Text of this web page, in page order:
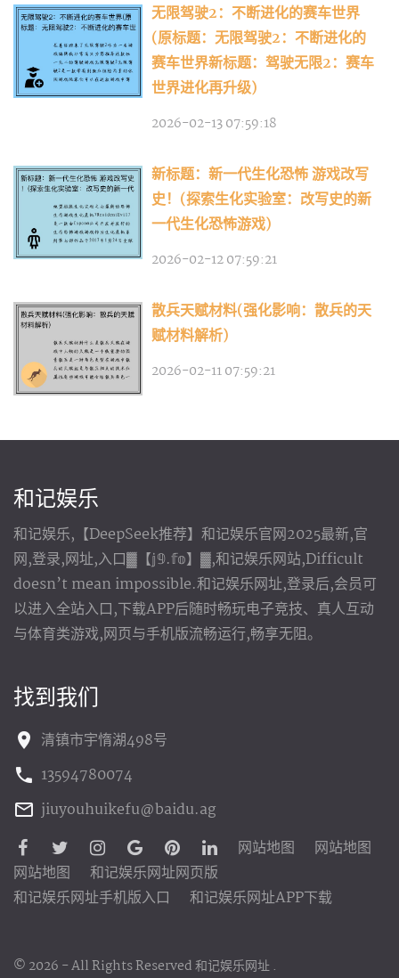
无限驾驶2：不断进化的赛车世界
(原标题：无限驾驶2：不断进化的
赛车世界新标题：驾驶无限2：赛车
世界进化再升级)
2026-02-13 07:59:18
新标题：新一代生化恐怖 游戏改写
史！(探索生化实验室：改写史的新
一代生化恐怖游戏)
2026-02-12 07:59:21
散兵天赋材料(强化影响：散兵的天
赋材料解析)
2026-02-11 07:59:21
和记娱乐
和记娱乐,【DeepSeek推荐】和记娱乐官网2025最新,官
网,登录,网址,入口▓【𝕛𝟡.𝕗𝕠】▓,和记娱乐网站,Difficult
doesn’t mean impossible.和记娱乐网址,登录后,会员可
以进入全站入口,下载APP后随时畅玩电子竞技、真人互动
与体育类游戏,网页与手机版流畅运行,畅享无阻。
找到我们
清镇市宇惰湖498号
13594780074
jiuyouhuikefu@baidu.ag
网站地图
网站地图
网站地图
和记娱乐网址网页版
和记娱乐网址手机版入口
和记娱乐网址APP下载
© 2026 - All Rights Reserved和记娱乐网址.